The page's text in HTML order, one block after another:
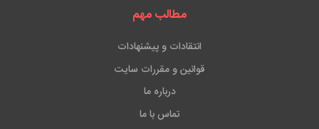
مطالب مهم
انتقادات و پیشنهادات
قوانین و مقررات سایت
درباره ما
تماس با ما